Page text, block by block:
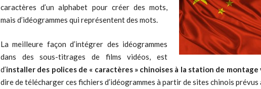
caractères d’un alphabet pour créer des mots,
mais d’idéogrammes qui représentent des mots.
La meilleure façon d’intégrer des idéogrammes
dans des sous-titrages de films vidéos, est
d’installer des polices de « caractères » chinoises à la station de montage
dire de télécharger ces fichiers d’idéogrammes à partir de sites chinois
TRAITEMENT DE
LOTS